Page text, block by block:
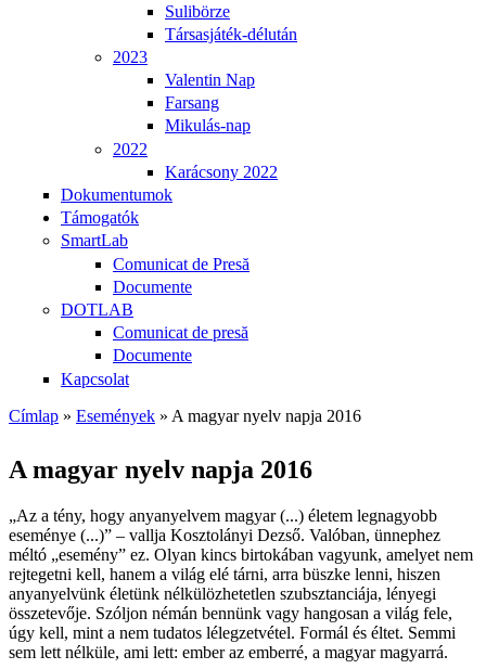
Sulibörze
Társasjáték-délután
2023
Valentin Nap
Farsang
Mikulás-nap
2022
Karácsony 2022
Dokumentumok
Támogatók
SmartLab
Comunicat de Presă
Documente
DOTLAB
Comunicat de presă
Documente
Kapcsolat
Címlap » Események » A magyar nyelv napja 2016
A magyar nyelv napja 2016
„Az a tény, hogy anyanyelvem magyar (...) életem legnagyobb
eseménye (...)” – vallja Kosztolányi Dezső. Valóban, ünnephez
méltó „esemény” ez. Olyan kincs birtokában vagyunk, amelyet nem
rejtegetni kell, hanem a világ elé tárni, arra büszke lenni, hiszen
anyanyelvünk életünk nélkülözhetetlen szubsztanciája, lényegi
összetevője. Szóljon némán bennünk vagy hangosan a világ fele,
úgy kell, mint a nem tudatos lélegzetvétel. Formál és éltet. Semmi
sem lett nélküle, ami lett: ember az emberré, a magyar magyarrá.